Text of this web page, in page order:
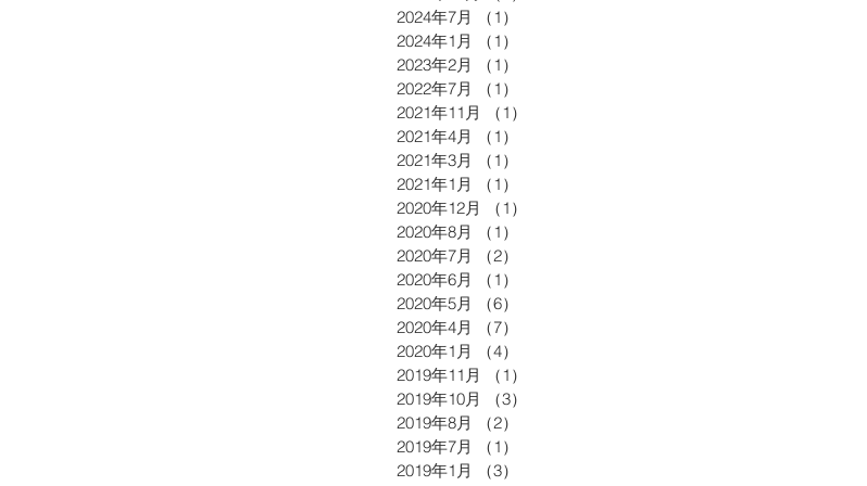
2024年7月
（1）
2024年1月
（1）
2023年2月
（1）
2022年7月
（1）
2021年11月
（1）
2021年4月
（1）
2021年3月
（1）
2021年1月
（1）
2020年12月
（1）
2020年8月
（1）
2020年7月
（2）
2020年6月
（1）
2020年5月
（6）
2020年4月
（7）
2020年1月
（4）
2019年11月
（1）
2019年10月
（3）
2019年8月
（2）
2019年7月
（1）
2019年1月
（3）